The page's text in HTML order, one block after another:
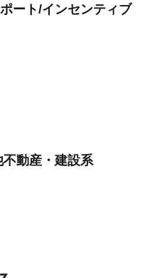
ート/インセンティブ
動産・建設系